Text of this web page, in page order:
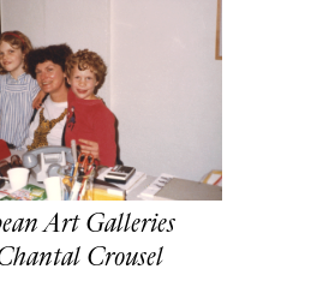
Art Galleries
Crousel